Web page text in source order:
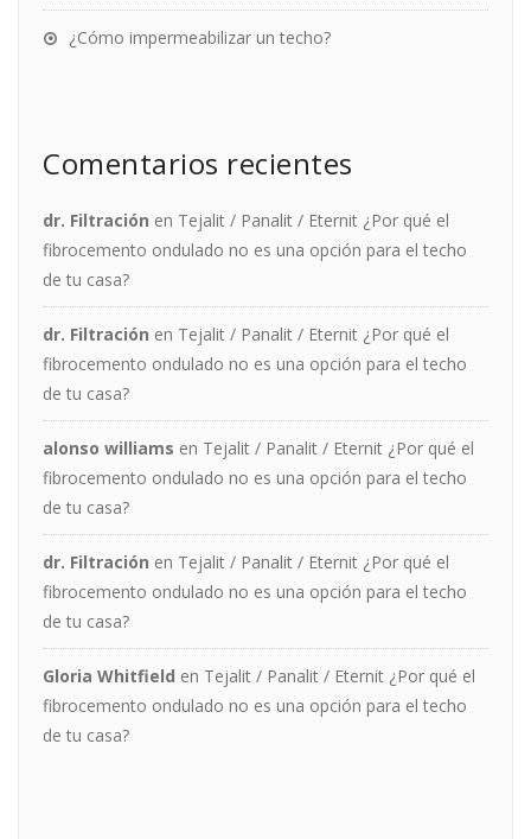
¿Cómo impermeabilizar un techo?
Comentarios recientes
dr. Filtración en Tejalit / Panalit / Eternit ¿Por qué el
fibrocemento ondulado no es una opción para el techo
de tu casa?
dr. Filtración en Tejalit / Panalit / Eternit ¿Por qué el
fibrocemento ondulado no es una opción para el techo
de tu casa?
alonso williams en Tejalit / Panalit / Eternit ¿Por qué el
fibrocemento ondulado no es una opción para el techo
de tu casa?
dr. Filtración en Tejalit / Panalit / Eternit ¿Por qué el
fibrocemento ondulado no es una opción para el techo
de tu casa?
Gloria Whitfield en Tejalit / Panalit / Eternit ¿Por qué el
fibrocemento ondulado no es una opción para el techo
de tu casa?